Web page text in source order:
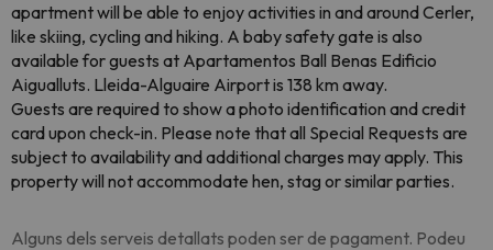
apartment will be able to enjoy activities in and around Cerler,
like skiing, cycling and hiking. A baby safety gate is also
available for guests at Apartamentos Ball Benas Edificio
Aigualluts. Lleida-Alguaire Airport is 138 km away.
Guests are required to show a photo identification and credit
card upon check-in. Please note that all Special Requests are
subject to availability and additional charges may apply. This
property will not accommodate hen, stag or similar parties.
Alguns dels serveis detallats poden ser de pagament. Podeu